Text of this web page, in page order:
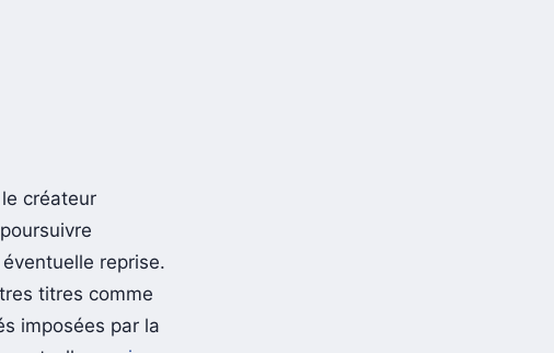
créateur
reprise.
titres comme
imposées par la